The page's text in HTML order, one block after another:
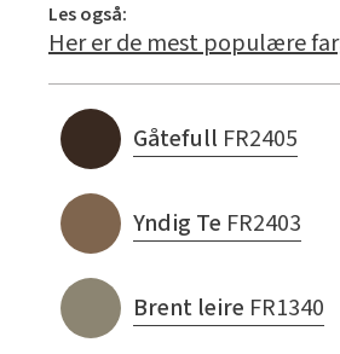
Les også:
Her er de mest populære
Gåtefull FR2405
Yndig Te FR2403
Brent leire FR1340